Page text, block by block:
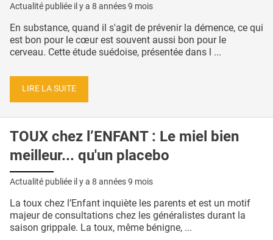
Actualité publiée il y a 8 années 9 mois
En substance, quand il s'agit de prévenir la démence, ce qui
est bon pour le cœur est souvent aussi bon pour le
cerveau. Cette étude suédoise, présentée dans l ...
LIRE LA SUITE
TOUX chez l’ENFANT : Le miel bien
meilleur... qu'un placebo
Actualité publiée il y a 8 années 9 mois
La toux chez l’Enfant inquiète les parents et est un motif
majeur de consultations chez les généralistes durant la
saison grippale. La toux, même bénigne, ...